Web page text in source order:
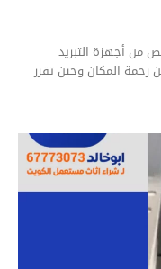
من أجهزة التبريد
المكان وحين تقرر